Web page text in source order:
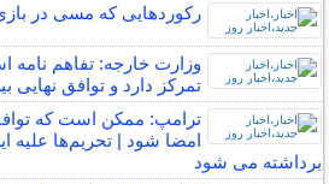
رکوردهایی که مسی در بازی
وزارت خارجه: تفاهم نامه
تمرکز دارد و توافق نهایی
ترامپ: ممکن است که
امضا شود | تحریم‌ها علیه
برداشته می شود